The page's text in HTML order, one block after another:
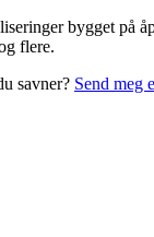
bygget på
flere.
savner? Send meg